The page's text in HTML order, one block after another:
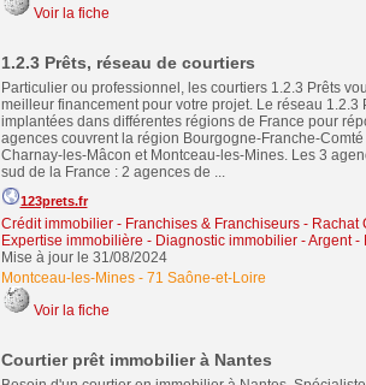
Voir la fiche
1.2.3 Prêts, réseau de courtiers
Particulier ou professionnel, les courtiers 1.2.3 Prêts
meilleur financement pour votre projet. Le réseau 1.2.3
implantées dans différentes régions de France pour
agences couvrent la région Bourgogne-Franche-
Charnay-les-Mâcon et Montceau-les-Mines. Les 3
sud de la France : 2 agences de ...
123prets.fr
Crédit immobilier- Franchises & Franchiseurs- Rachat
Expertise immobilière - Diagnostic immobilier-Argent -
Mise à jour le 31/08/2024
Montceau-les-Mines- 71 Saône-et-Loire
Voir la fiche
Courtier prêt immobilier à Nantes